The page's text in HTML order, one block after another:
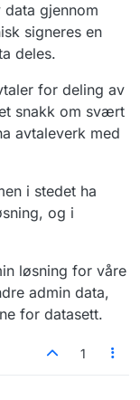
gjennom
signeres en
deles.
for deling av
snakk om svært
avtaleverk med
i stedet ha
og i
løsning for våre
admin data,
for datasett.
1